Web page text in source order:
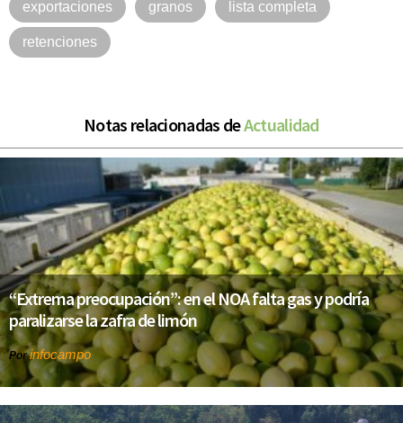
exportaciones granos lista completa
retenciones
Notas relacionadas deActualidad
“Extrema preocupación”: en el NOA falta gas y podría
paralizarse la zafra de limón
Porinfocampo